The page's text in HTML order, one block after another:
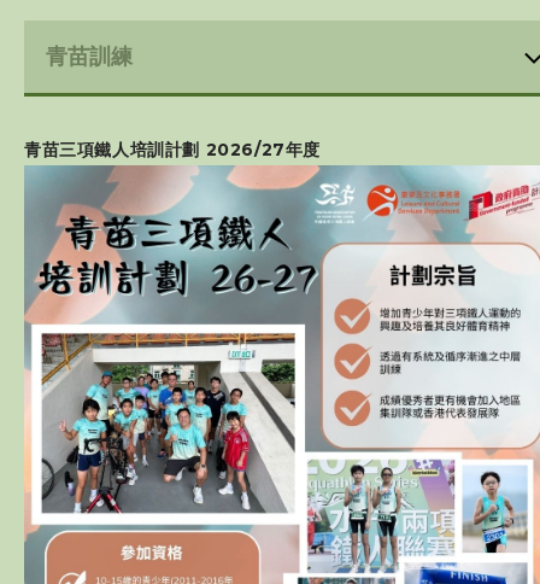
總會活動
屬會活動
三項鐵人代表隊
教練
工作人員
贊助商 / 宣傳
相片及影片
青苗三項鐵人培訓計劃 2026/27年度